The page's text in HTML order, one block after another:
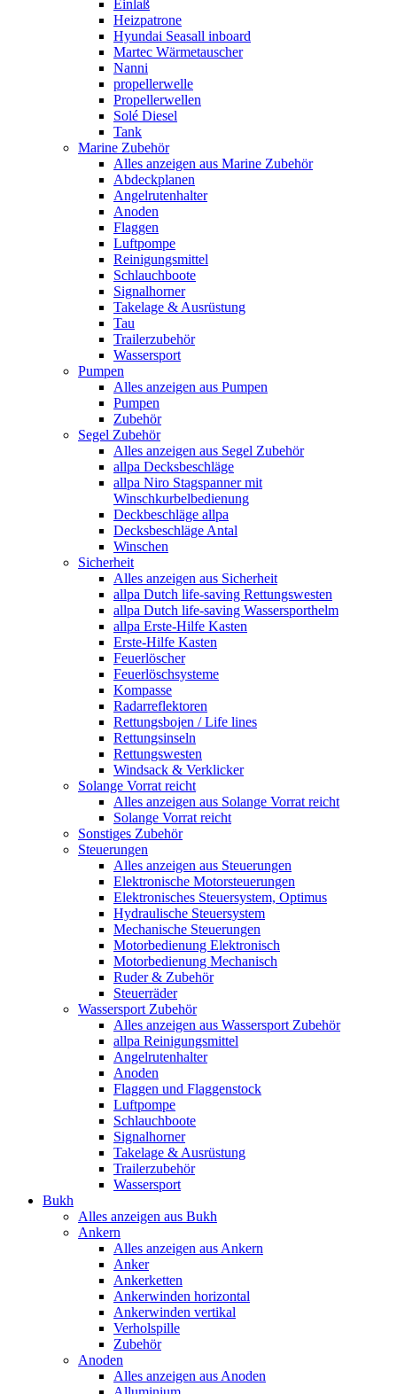
Einlaß
Heizpatrone
Hyundai Seasall inboard
Martec Wärmetauscher
Nanni
propellerwelle
Propellerwellen
Solé Diesel
Tank
Marine Zubehör
Alles anzeigen aus Marine Zubehör
Abdeckplanen
Angelrutenhalter
Anoden
Flaggen
Luftpompe
Reinigungsmittel
Schlauchboote
Signalhorner
Takelage & Ausrüstung
Tau
Trailerzubehör
Wassersport
Pumpen
Alles anzeigen aus Pumpen
Pumpen
Zubehör
Segel Zubehör
Alles anzeigen aus Segel Zubehör
allpa Decksbeschläge
allpa Niro Stagspanner mit
Winschkurbelbedienung
Deckbeschläge allpa
Decksbeschläge Antal
Winschen
Sicherheit
Alles anzeigen aus Sicherheit
allpa Dutch life-saving Rettungswesten
allpa Dutch life-saving Wassersporthelm
allpa Erste-Hilfe Kasten
Erste-Hilfe Kasten
Feuerlöscher
Feuerlöschsysteme
Kompasse
Radarreflektoren
Rettungsbojen / Life lines
Rettungsinseln
Rettungswesten
Windsack & Verklicker
Solange Vorrat reicht
Alles anzeigen aus Solange Vorrat reicht
Solange Vorrat reicht
Sonstiges Zubehör
Steuerungen
Alles anzeigen aus Steuerungen
Elektronische Motorsteuerungen
Elektronisches Steuersystem, Optimus
Hydraulische Steuersystem
Mechanische Steuerungen
Motorbedienung Elektronisch
Motorbedienung Mechanisch
Ruder & Zubehör
Steuerräder
Wassersport Zubehör
Alles anzeigen aus Wassersport Zubehör
allpa Reinigungsmittel
Angelrutenhalter
Anoden
Flaggen und Flaggenstock
Luftpompe
Schlauchboote
Signalhorner
Takelage & Ausrüstung
Trailerzubehör
Wassersport
Bukh
Alles anzeigen aus Bukh
Ankern
Alles anzeigen aus Ankern
Anker
Ankerketten
Ankerwinden horizontal
Ankerwinden vertikal
Verholspille
Zubehör
Anoden
Alles anzeigen aus Anoden